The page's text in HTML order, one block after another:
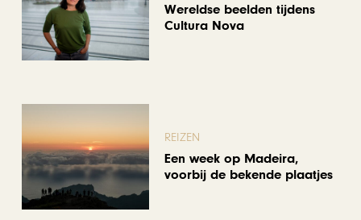
Wereldse beelden tijdens
Cultura Nova
REIZEN
Een week op Madeira,
voorbij de bekende plaatjes